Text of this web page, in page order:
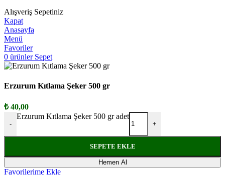
Alışveriş Sepetiniz
Kapat
Anasayfa
Menü
Favoriler
0 ürünler Sepet
Erzurum Kıtlama Şeker 500 gr
₺40,00
-
Erzurum Kıtlama Şeker 500 gr adet
+
SEPETE EKLE
Hemen Al
Favorilerime Ekle